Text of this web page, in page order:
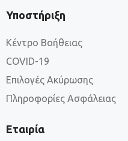
Υποστήριξη
Κέντρο Βοήθειας
COVID-19
Επιλογές Ακύρωσης
Πληροφορίες Ασφάλειας
Εταιρία